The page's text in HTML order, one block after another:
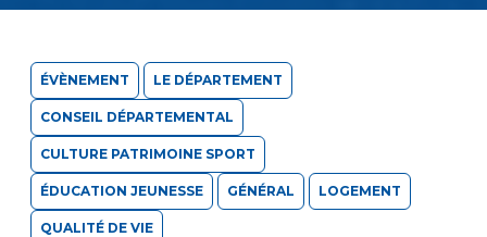
ÉVÈNEMENT LE DÉPARTEMENT
CONSEIL DÉPARTEMENTAL
CULTURE PATRIMOINE SPORT
ÉDUCATION JEUNESSE GÉNÉRAL LOGEMENT
QUALITÉ DE VIE